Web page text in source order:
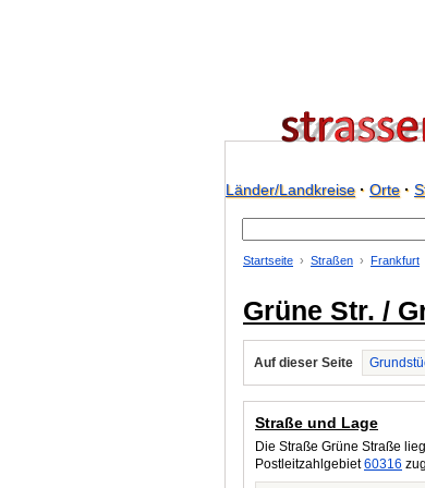
Länder/Landkreise· Orte·
Startseite Straßen Frankfurt
Grüne Str. /
Auf dieser Seite
Straße und Lage
Die Straße Grüne Straße
Postleitzahlgebiet60316